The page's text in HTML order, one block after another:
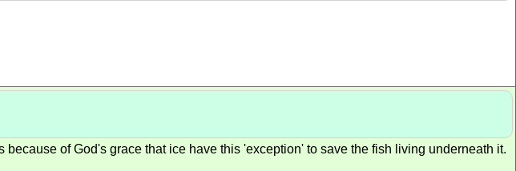
of God's grace that ice have this 'exception' to save the fish living underneath it.